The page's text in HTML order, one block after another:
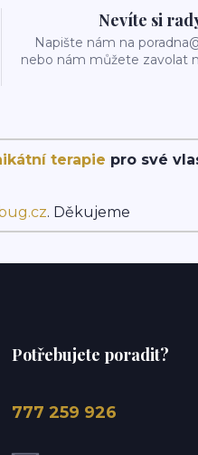
Nevíte si
Napište nám na
nebo nám můžete zavolat
terapie pro své
. Děkujeme
Potřebujete poradit?
777 259 926